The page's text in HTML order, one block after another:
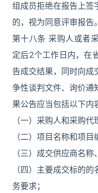
组成员拒绝在报告上签
的，视为同意评审报告。
第十八条 采购人或者
定后2个工作日内，在
告成交结果，同时向成
争性谈判文件、询价通
果公告应当包括以下内
（一）采购人和采购
（二）项目名称和项目
（三）成交供应商名称
（四）主要成交标的
务要求；